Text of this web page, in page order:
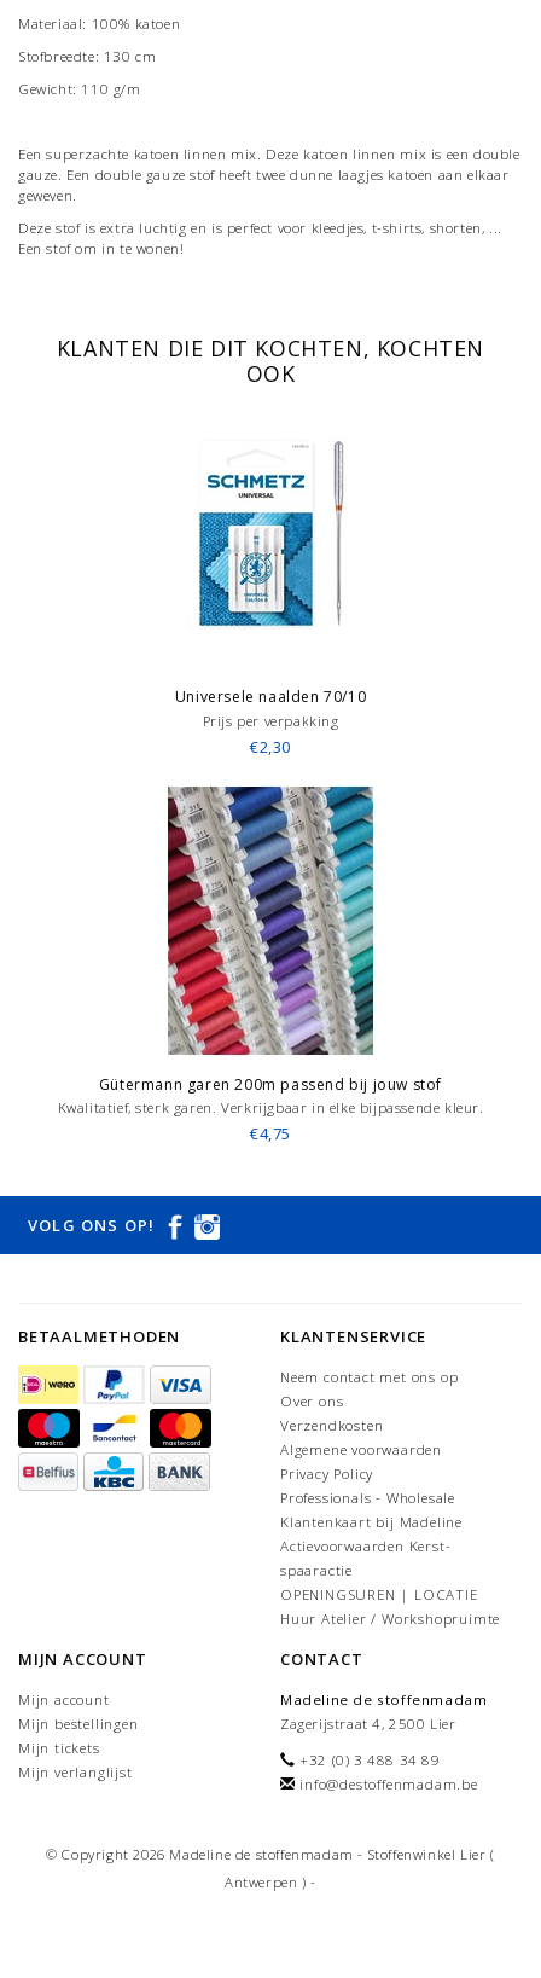
Materiaal: 100% katoen
Stofbreedte: 130 cm
Gewicht: 110 g/m
Een superzachte katoen linnen mix. Deze katoen linnen mix is een double
gauze. Een double gauze stof heeft twee dunne laagjes katoen aan elkaar
geweven.
Deze stof is extra luchtig en is perfect voor kleedjes, t-shirts, shorten, ...
Een stof om in te wonen!
KLANTEN DIE DIT KOCHTEN, KOCHTEN
OOK
Universele naalden 70/10
Prijs per verpakking
€2,30
Gütermann garen 200m passend bij jouw stof
Kwalitatief, sterk garen. Verkrijgbaar in elke bijpassende kleur.
€4,75
VOLG ONS OP!
BETAALMETHODEN KLANTENSERVICE
Neem contact met ons op
Over ons
Verzendkosten
Algemene voorwaarden
Privacy Policy
Professionals - Wholesale
Klantenkaart bij Madeline
Actievoorwaarden Kerst-
spaaractie
OPENINGSUREN | LOCATIE
Huur Atelier / Workshopruimte
MIJN ACCOUNT
Mijn account
Mijn bestellingen
Mijn tickets
Mijn verlanglijst
CONTACT
Madeline de stoffenmadam
Zagerijstraat 4, 2500 Lier
+32 (0) 3 488 34 89
info@destoffenmadam.be
© Copyright 2026 Madeline de stoffenmadam - Stoffenwinkel Lier (
Antwerpen ) -